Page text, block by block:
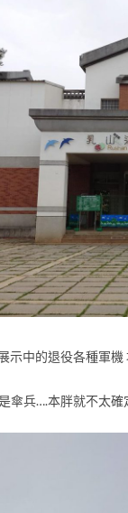
示中的退役各種軍機
傘兵….本胖就不太確